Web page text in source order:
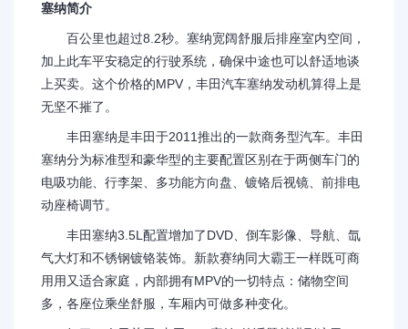
塞纳简介
百公里也超过8.2秒。塞纳宽阔舒服后排座室内空间，
加上此车平安稳定的行驶系统，确保中途也可以舒适地谈
上买卖。这个价格的MPV，丰田汽车塞纳发动机算得上是
无坚不摧了。
丰田塞纳是丰田于2011推出的一款商务型汽车。丰田
塞纳分为标准型和豪华型的主要配置区别在于两侧车门的
电吸功能、行李架、多功能方向盘、镀铬后视镜、前排电
动座椅调节。
丰田塞纳3.5L配置增加了DVD、倒车影像、导航、氙
气大灯和不锈钢镀铬装饰。新款赛纳同大霸王一样既可商
用用又适合家庭，内部拥有MPV的一切特点：储物空间
多，各座位乘坐舒服，车厢内可做多种变化。